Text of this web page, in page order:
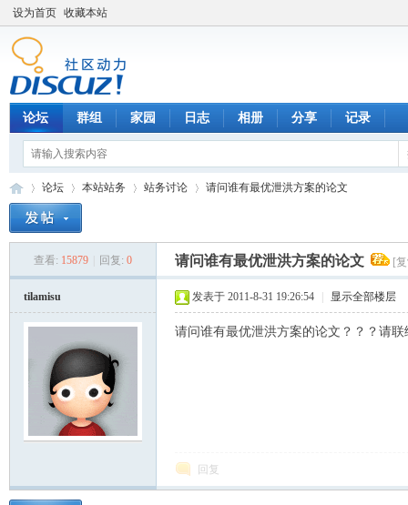
设为首页 收藏本站
论坛 群组 家园 日志 相册 分享 记录
论坛
›
本站站务
›
站务讨论
›
请问谁有最优泄洪方案的论文
查看: 15879 回复: 0 请问谁有最优泄洪方案的论文 [
tilamisu 发表于 2011-8-31 19:26:54 显示全部楼层
请问谁有最优泄洪方案的论文？？？请联
回复